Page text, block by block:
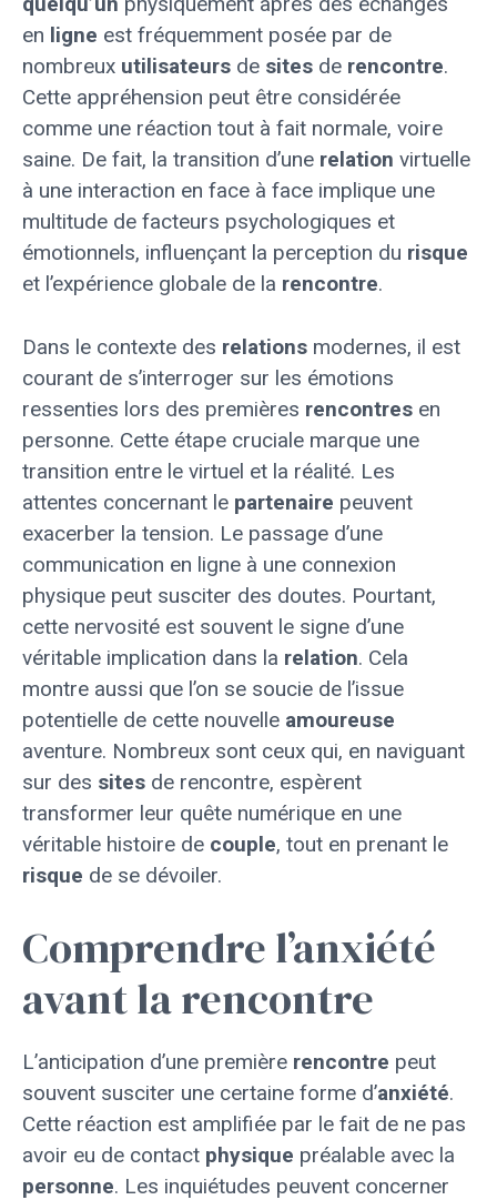
en ligne est fréquemment posée par de
nombreux utilisateurs de sites de rencontre.
Cette appréhension peut être considérée
comme une réaction tout à fait normale, voire
saine. De fait, la transition d’une relation virtuelle
à une interaction en face à face implique une
multitude de facteurs psychologiques et
émotionnels, influençant la perception du risque
et l’expérience globale de la rencontre.
Dans le contexte des relations modernes, il est
courant de s’interroger sur les émotions
ressenties lors des premières rencontres en
personne. Cette étape cruciale marque une
transition entre le virtuel et la réalité. Les
attentes concernant le partenaire peuvent
exacerber la tension. Le passage d’une
communication en ligne à une connexion
physique peut susciter des doutes. Pourtant,
cette nervosité est souvent le signe d’une
véritable implication dans la relation. Cela
montre aussi que l’on se soucie de l’issue
potentielle de cette nouvelle amoureuse
aventure. Nombreux sont ceux qui, en naviguant
sur des sites de rencontre, espèrent
transformer leur quête numérique en une
véritable histoire de couple, tout en prenant le
risque de se dévoiler.
Comprendre l’anxiété
avant la rencontre
L’anticipation d’une première rencontre peut
souvent susciter une certaine forme d’anxiété.
Cette réaction est amplifiée par le fait de ne pas
avoir eu de contact physique préalable avec la
personne. Les inquiétudes peuvent concerner